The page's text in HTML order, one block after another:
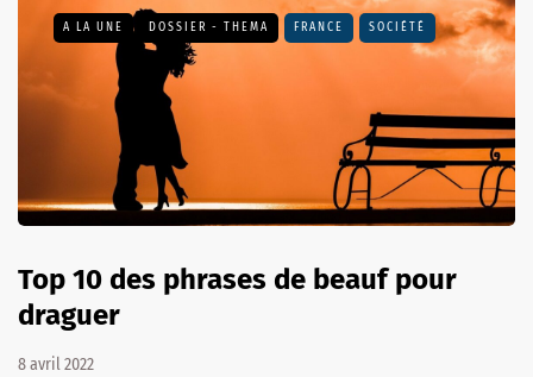
A LA UNE DOSSIER - THEMA FRANCE SOCIÉTÉ
Top 10 des phrases de beauf pour
draguer
8 avril 2022